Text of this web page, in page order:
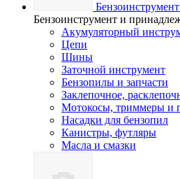
Бензоинструмент и
Акумуляторный
Цепи
Шины
Заточной инструмент
Бензопилы и запчасти
Заклепочное,
Мотокосы, триммеры и
Насадки для бензопил
Канистры, футляры
Масла и смазки